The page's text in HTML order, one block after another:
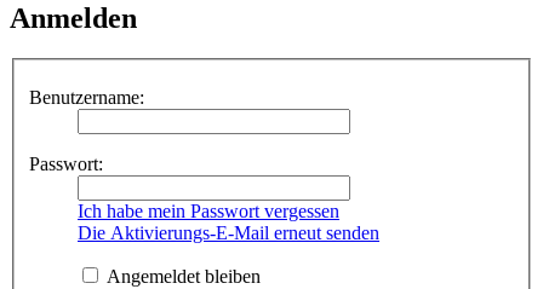
Anmelden
Benutzername:
Passwort:
Ich habe mein Passwort vergessen
Die Aktivierungs-E-Mail erneut senden
Angemeldet bleiben